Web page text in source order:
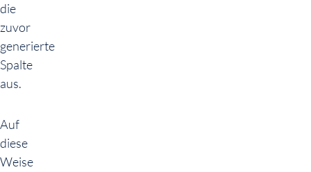
die
zuvor
generierte
Spalte
aus.
Auf
diese
Weise